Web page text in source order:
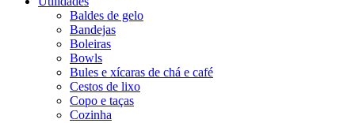
Baldes de gelo
Bandejas
Boleiras
Bowls
Bules e xícaras de chá e café
Cestos de lixo
Copo e taças
Cozinha